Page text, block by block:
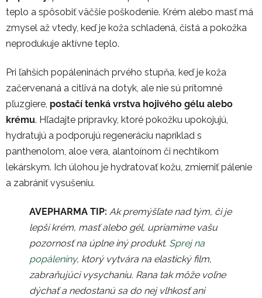
teplo a spôsobiť väčšie poškodenie. Krém alebo masť má
zmysel až vtedy, keď je koža schladená, čistá a pokožka
neprodukuje aktívne teplo.
Pri ľahších popáleninách prvého stupňa, keď je koža
začervenaná a citlivá na dotyk, ale nie sú prítomné
pľuzgiere, postačí tenká vrstva hojivého gélu alebo
krému. Hľadajte prípravky, ktoré pokožku upokojujú,
hydratujú a podporujú regeneráciu napríklad s
panthenolom, aloe vera, alantoínom či nechtíkom
lekárskym. Ich úlohou je hydratovať kožu, zmierniť pálenie
a zabrániť vysušeniu.
AVEPHARMA TIP: Ak premýšľate nad tým, či je
lepší krém, masť alebo gél, upriamime vašu
pozornosť na úplne iný produkt. Sprej na
popáleniny, ktorý vytvára na elastický film,
zabraňujúci vysychaniu. Rana tak môže voľne
dýchať a nedostanú sa do nej vlhkosť ani